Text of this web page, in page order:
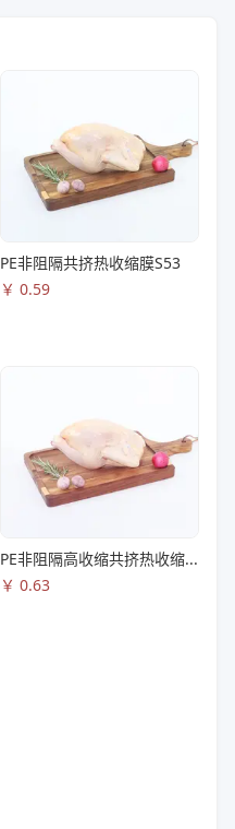
PE非阻隔共挤热收缩膜S53
￥ 0.59
PE非阻隔高收缩共挤热收缩膜S83
￥ 0.63